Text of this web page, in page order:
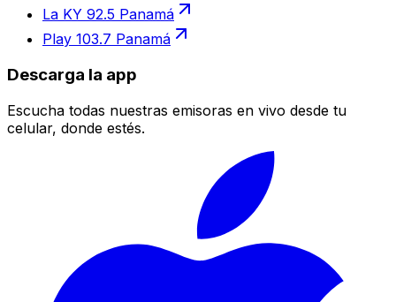
La KY 92.5 Panamá
Play 103.7 Panamá
Descarga la app
Escucha todas nuestras emisoras en vivo desde tu
celular, donde estés.